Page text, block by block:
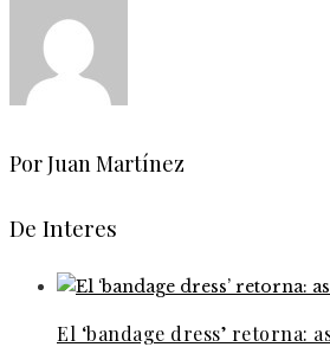
Por Juan Martínez
De Interes
El ‘bandage dress’ retorna: